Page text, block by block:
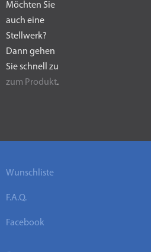
Möchten Sie
auch eine
Stellwerk?
Dann gehen
Sie schnell zu
zum Produkt.
Wunschliste
F.A.Q.
Facebook